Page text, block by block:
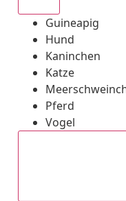
Guineapig
Hund
Kaninchen
Katze
Pferd
Vogel